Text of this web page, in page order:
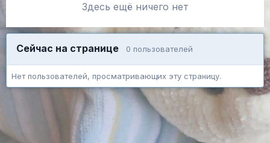
Здесь ещё ничего нет
Сейчас на странице 0 пользователей
Нет пользователей, просматривающих эту страницу.